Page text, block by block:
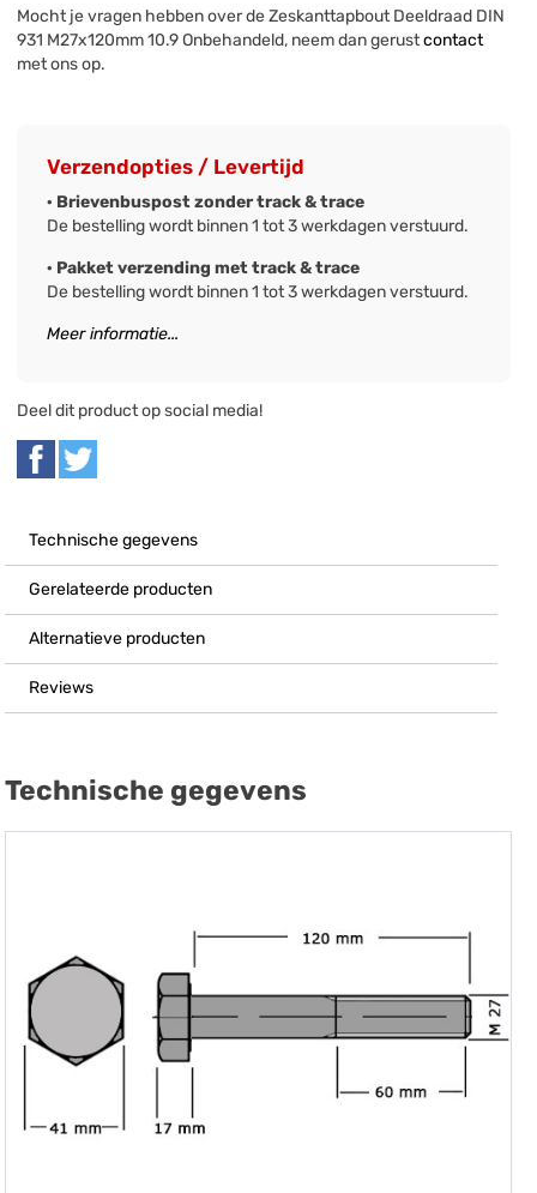
Mocht je vragen hebben over de Zeskanttapbout Deeldraad DIN
931 M27x120mm 10.9 Onbehandeld, neem dan gerustcontact
met ons op.
Verzendopties / Levertijd
· Brievenbuspost zonder track & trace
De bestelling wordt binnen 1 tot 3 werkdagen verstuurd.
· Pakket verzending met track & trace
De bestelling wordt binnen 1 tot 3 werkdagen verstuurd.
Meer informatie...
Deel dit product op social media!
Technische gegevens
Gerelateerde producten
Alternatieve producten
Reviews
Technische gegevens